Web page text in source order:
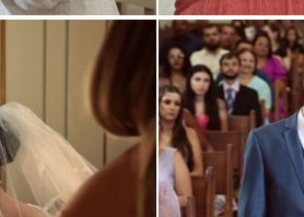
Guardar